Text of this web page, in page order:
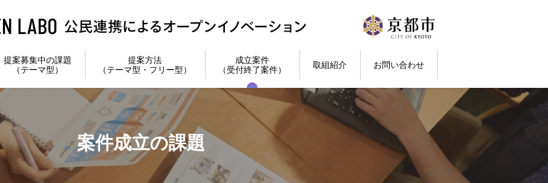
提案募集中の課題
（テーマ型）
提案方法
（テーマ型・フリー型）
成立案件
（受付終了案件）
取組紹介 お問い合わせ
案件成立の課題